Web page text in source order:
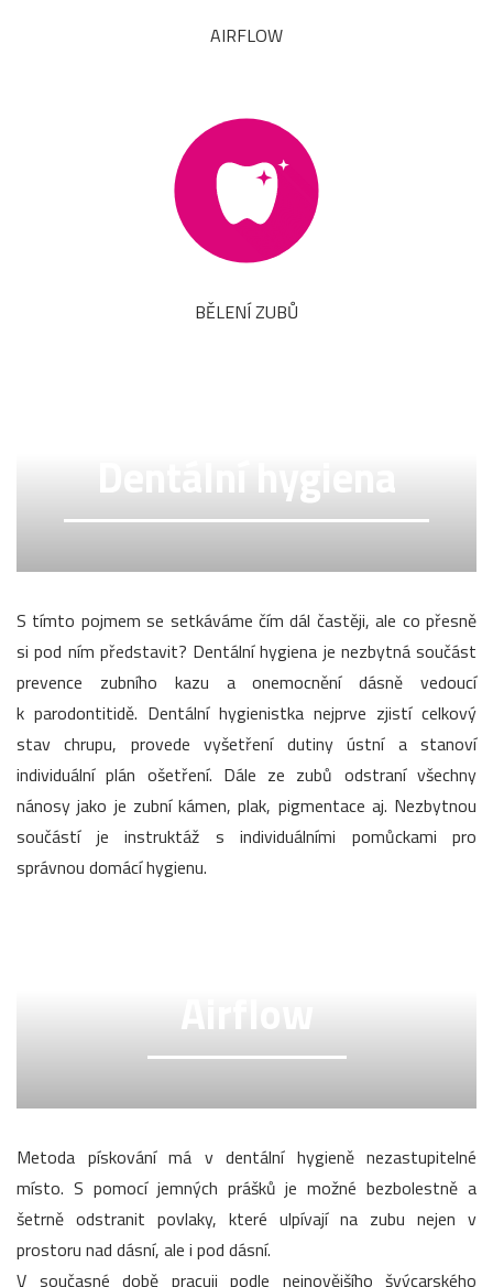
AIRFLOW
BĚLENÍ ZUBŮ
S tímto pojmem se setkáváme čím dál častěji, ale co přesně
si pod ním představit? Dentální hygiena je nezbytná součást
prevence zubního kazu a onemocnění dásně vedoucí
k parodontitidě. Dentální hygienistka nejprve zjistí celkový
stav chrupu, provede vyšetření dutiny ústní a stanoví
individuální plán ošetření. Dále ze zubů odstraní všechny
nánosy jako je zubní kámen, plak, pigmentace aj. Nezbytnou
součástí je instruktáž s individuálními pomůckami pro
správnou domácí hygienu.
Dentální hygiena
Airflow
Metoda pískování má v dentální hygieně nezastupitelné
místo. S pomocí jemných prášků je možné bezbolestně a
šetrně odstranit povlaky, které ulpívají na zubu nejen v
prostoru nad dásní, ale i pod dásní.
V současné době pracuji podle nejnovějšího švýcarského